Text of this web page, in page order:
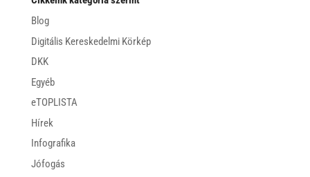
Blog
Digitális Kereskedelmi Körkép
DKK
Egyéb
eTOPLISTA
Hírek
Infografika
Jófogás